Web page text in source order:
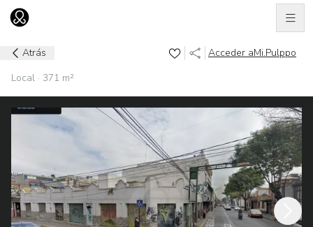
Ir al home
Atrás Acceder aMi.Pulppo
Local · 371 m²